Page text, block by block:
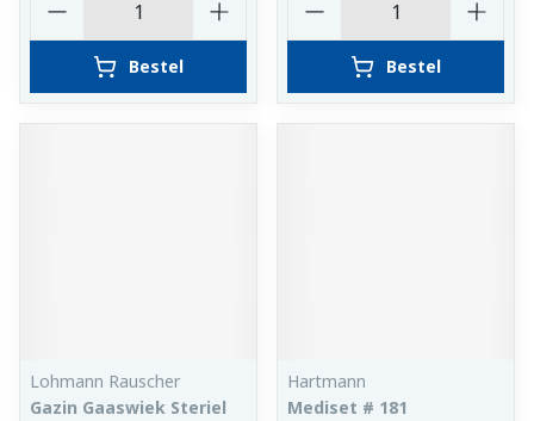
Bestel Bestel
Lohmann Rauscher
Gazin Gaaswiek Steriel
Hartmann
Mediset # 181